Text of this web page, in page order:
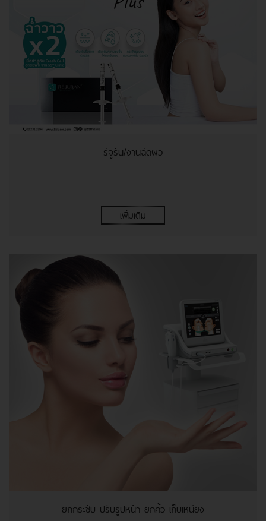
รีจูรัน/งานฉีดผิว
เพิ่มเติม
ยกกระชับ ปรับรูปหน้า ยกคิ้ว เก็บเหนียง